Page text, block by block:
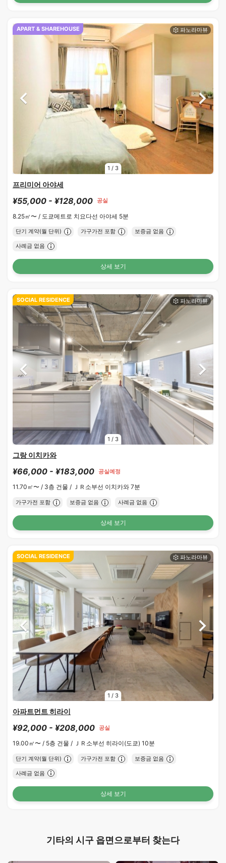
1 / 3
APART & SHAREHOUSE
프리미어 아야세
¥55,000 - ¥128,000 공실
8.25㎡〜 / 도쿄메트로 치요다선 아야세 5분
단기 계약(월 단위) 가구가전 포함 보증금 없음
사례금 없음
상세 보기
1 / 3
SOCIAL RESIDENCE
그랑 이치카와
¥66,000 - ¥183,000 공실예정
11.70㎡〜 / 3층 건물 / ＪＲ소부선 이치카와 7분
가구가전 포함 보증금 없음 사례금 없음
상세 보기
1 / 3
SOCIAL RESIDENCE
아파트먼트 히라이
¥92,000 - ¥208,000 공실
19.00㎡〜 / 5층 건물 / ＪＲ소부선 히라이(도쿄) 10분
단기 계약(월 단위) 가구가전 포함 보증금 없음
사례금 없음
상세 보기
기타의 시구 읍면으로부터 찾는다